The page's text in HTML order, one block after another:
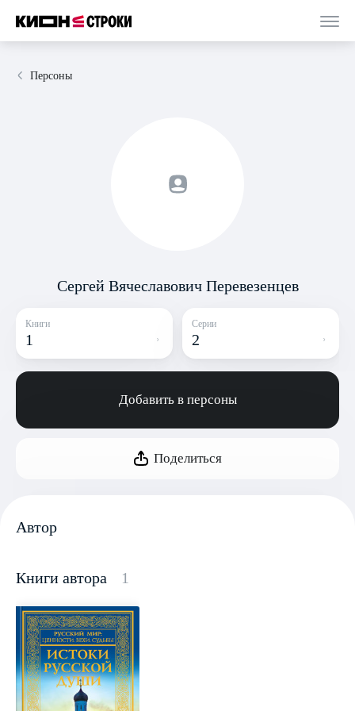
Персоны
Сергей Вячеславович Перевезенцев
Книги
1
Серии
2
Добавить в персоны
Поделиться
Автор
Книги автора 1